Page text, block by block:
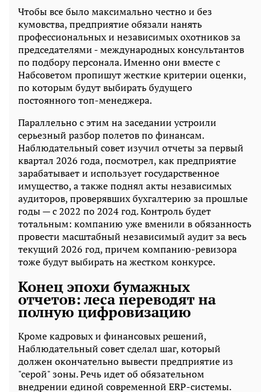
Чтобы все было максимально честно и без
кумовства, предприятие обязали нанять
профессиональных и независимых охотников за
председателями - международных консультантов
по подбору персонала. Именно они вместе с
Набсоветом пропишут жесткие критерии оценки,
по которым будут выбирать будущего
постоянного топ-менеджера.
Параллельно с этим на заседании устроили
серьезный разбор полетов по финансам.
Наблюдательный совет изучил отчеты за первый
квартал 2026 года, посмотрел, как предприятие
зарабатывает и использует государственное
имущество, а также поднял акты независимых
аудиторов, проверявших бухгалтерию за прошлые
годы — с 2022 по 2024 год. Контроль будет
тотальным: компанию уже вменили в обязанность
провести масштабный независимый аудит за весь
текущий 2026 год, причем компанию-ревизора
тоже будут выбирать на жестком конкурсе.
Конец эпохи бумажных
отчетов: леса переводят на
полную цифровизацию
Кроме кадровых и финансовых решений,
Наблюдательный совет сделал шаг, который
должен окончательно вывести предприятие из
"серой" зоны. Речь идет об обязательном
внедрении единой современной ERP-системы.